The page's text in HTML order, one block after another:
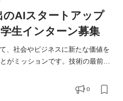
のAIスタートアップ
生インターン募集
がミッションです。技術の最前線
製造業界において、「技術が事業
0